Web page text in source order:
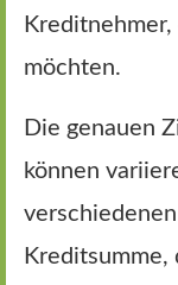
möchten.
Die genauen
können
Kreditsumme,